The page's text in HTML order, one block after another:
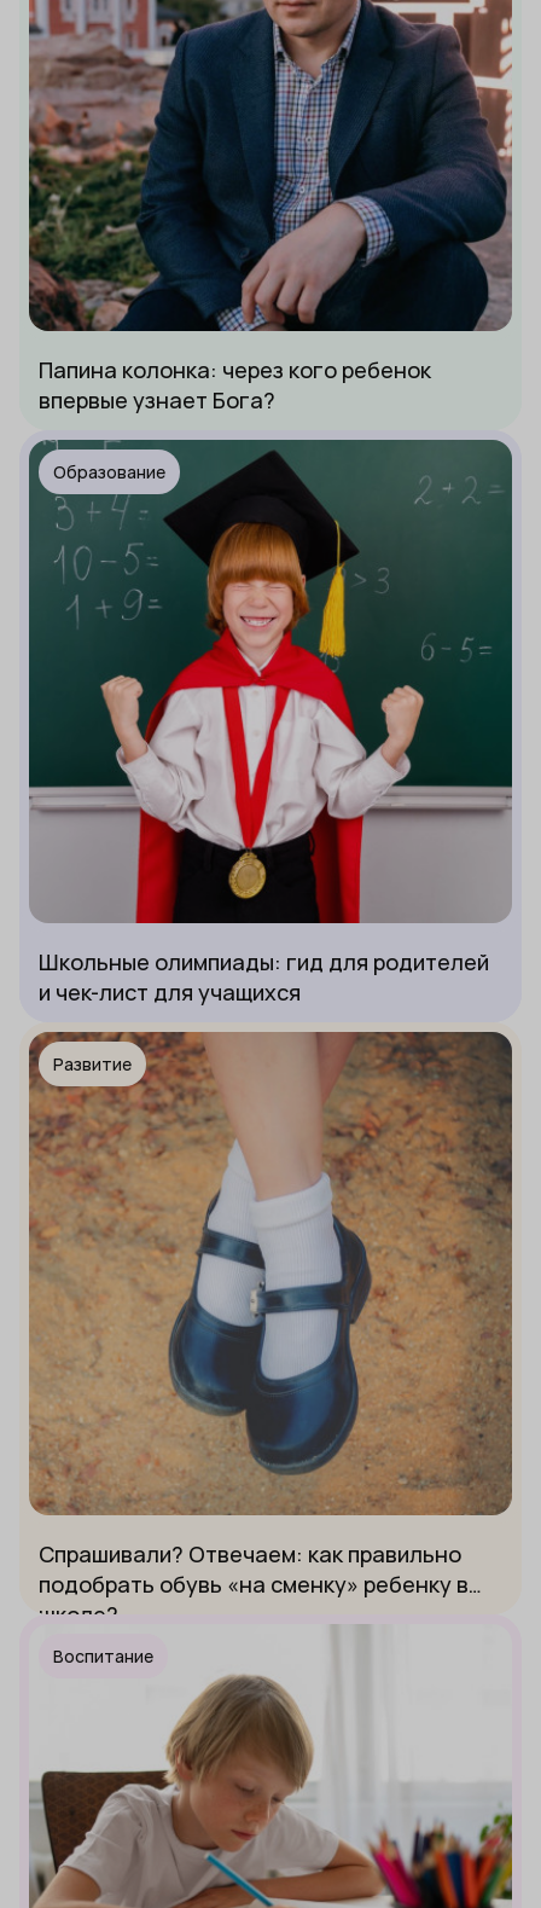
Папина колонка: через кого ребенок
впервые узнает Бога?
Образование
Школьные олимпиады: гид для родителей
и чек-лист для учащихся
Развитие
Спрашивали? Отвечаем: как правильно
подобрать обувь «на сменку» ребенку в
школе?
Воспитание